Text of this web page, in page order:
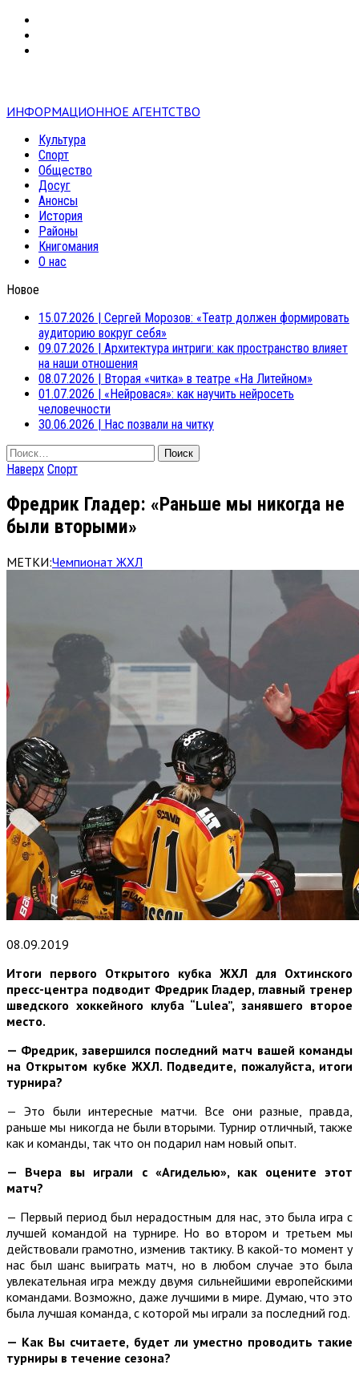
ИНФОРМАЦИОННОЕ АГЕНТСТВО
Культура
Спорт
Общество
Досуг
Анонсы
История
Районы
Книгомания
О нас
Новое
15.07.2026 | Сергей Морозов: «Театр должен формировать
аудиторию вокруг себя»
09.07.2026 | Архитектура интриги: как пространство влияет
на наши отношения
08.07.2026 | Вторая «читка» в театре «На Литейном»
01.07.2026 | «Нейровася»: как научить нейросеть
человечности
30.06.2026 | Нас позвали на читку
Найти:
Наверх Спорт
Фредрик Гладер: «Раньше мы никогда не
были вторыми»
МЕТКИ:Чемпионат ЖХЛ
08.09.2019
Итоги первого Открытого кубка ЖХЛ для Охтинского
пресс-центра подводит Фредрик Гладер, главный тренер
шведского хоккейного клуба “Lulea”, занявшего второе
место.
— Фредрик, завершился последний матч вашей команды
на Открытом кубке ЖХЛ. Подведите, пожалуйста, итоги
турнира?
— Это были интересные матчи. Все они разные, правда,
раньше мы никогда не были вторыми. Турнир отличный, также
как и команды, так что он подарил нам новый опыт.
— Вчера вы играли с «Агиделью», как оцените этот
матч?
— Первый период был нерадостным для нас, это была игра с
лучшей командой на турнире. Но во втором и третьем мы
действовали грамотно, изменив тактику. В какой-то момент у
нас был шанс выиграть матч, но в любом случае это была
увлекательная игра между двумя сильнейшими европейскими
командами. Возможно, даже лучшими в мире. Думаю, что это
была лучшая команда, с которой мы играли за последний год.
— Как Вы считаете, будет ли уместно проводить такие
турниры в течение сезона?